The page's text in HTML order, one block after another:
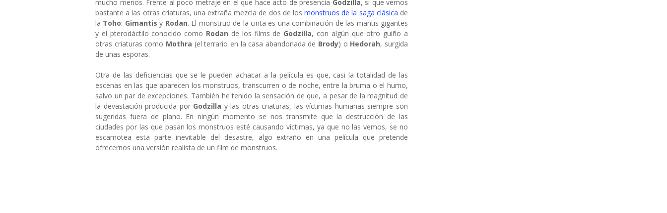
mucho menos. Frente al poco metraje en el que hace acto de presencia Godzilla, si que vemos
bastante a las otras criaturas, una extraña mezcla de dos de losmonstruos de la saga clásica de
la Toho: Gimantisy Rodan. El monstruo de la cinta es una combinación de las mantis gigantes
y el pterodáctilo conocido como Rodan de los films de Godzilla, con algún que otro guiño a
otras criaturas como Mothra (el terrario en la casa abandonada de Brody) o Hedorah, surgida
de unas esporas.
Otra de las deficiencias que se le pueden achacar a la película es que, casi la totalidad de las
escenas en las que aparecen los monstruos, transcurren o de noche, entre la bruma o el humo,
salvo un par de excepciones. También he tenido la sensación de que, a pesar de la magnitud de
la devastación producida por Godzilla y las otras criaturas, las víctimas humanas siempre son
sugeridas fuera de plano. En ningún momento se nos transmite que la destrucción de las
ciudades por las que pasan los monstruos esté causando víctimas, ya que no las vemos, se no
escamotea esta parte inevitable del desastre, algo extraño en una película que pretende
ofrecernos una versión realista de un film de monstruos.